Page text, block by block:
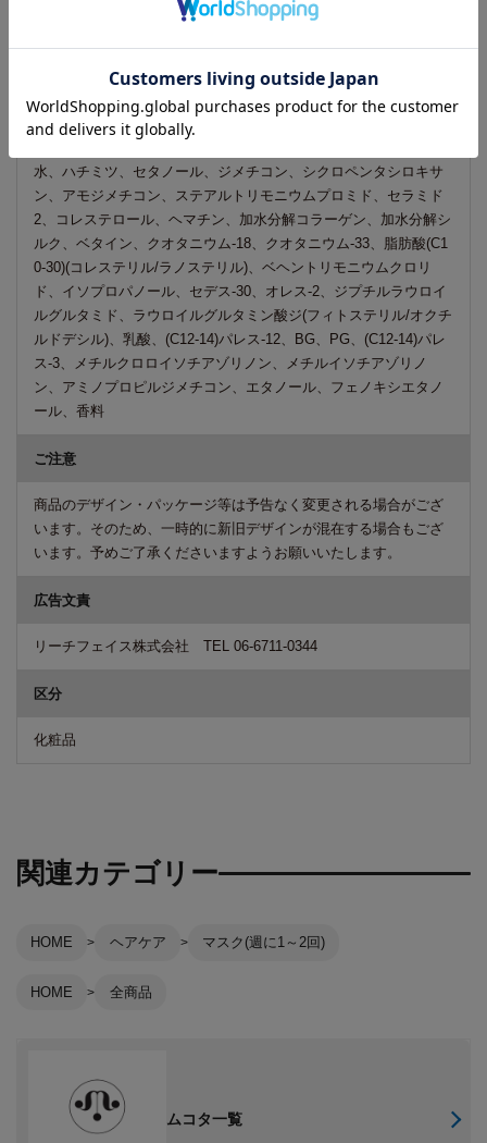
シャンプー後、適量を毛髪に塗布し、なじませた後、お湯ですす
いでください。
成分
水、ハチミツ、セタノール、ジメチコン、シクロペンタシロキサ
ン、アモジメチコン、ステアルトリモニウムプロミド、セラミド
2、コレステロール、ヘマチン、加水分解コラーゲン、加水分解シ
ルク、ベタイン、クオタニウム-18、クオタニウム-33、脂肪酸(C1
0-30)(コレステリル/ラノステリル)、ベヘントリモニウムクロリ
ド、イソプロパノール、セデス-30、オレス-2、ジプチルラウロイ
ルグルタミド、ラウロイルグルタミン酸ジ(フィトステリル/オクチ
ルドデシル)、乳酸、(C12-14)パレス-12、BG、PG、(C12-14)パレ
ス-3、メチルクロロイソチアゾリノン、メチルイソチアゾリノ
ン、アミノプロピルジメチコン、エタノール、フェノキシエタノ
ール、香料
ご注意
商品のデザイン・パッケージ等は予告なく変更される場合がござ
います。そのため、一時的に新旧デザインが混在する場合もござ
います。予めご了承くださいますようお願いいたします。
広告文責
リーチフェイス株式会社 TEL 06-6711-0344
区分
化粧品
関連カテゴリー
HOME ヘアケア マスク(週に1～2回)
HOME 全商品
ムコタ一覧